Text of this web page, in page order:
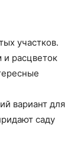
участков.
и расцветок
вариант для
саду